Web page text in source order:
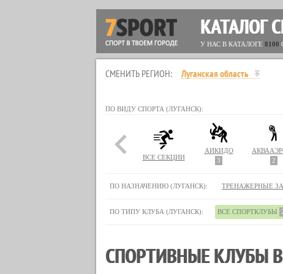
КАТАЛОГ
У НАС В КАТАЛОГЕ 8100
СМЕНИТЬ РЕГИОН: Луганская область
ПО ВИДУ СПОРТА (ЛУГАНСК):
ВСЕ СЕКЦИИ
АЙКИДО
3
2
ПО НАЗНАЧЕНИЮ (ЛУГАНСК): ТРЕНАЖЕРНЫЕ
ПО ТИПУ КЛУБА (ЛУГАНСК): ВСЕ СПОРТКЛУБЫ
СПОРТИВНЫЕ КЛУБЫ